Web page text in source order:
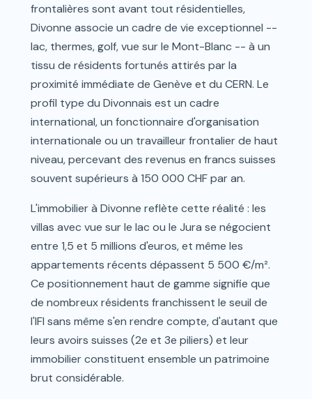
frontalières sont avant tout résidentielles,
Divonne associe un cadre de vie exceptionnel --
lac, thermes, golf, vue sur le Mont-Blanc -- à un
tissu de résidents fortunés attirés par la
proximité immédiate de Genève et du CERN. Le
profil type du Divonnais est un cadre
international, un fonctionnaire d'organisation
internationale ou un travailleur frontalier de haut
niveau, percevant des revenus en francs suisses
souvent supérieurs à 150 000 CHF par an.
L'immobilier à Divonne reflète cette réalité : les
villas avec vue sur le lac ou le Jura se négocient
entre 1,5 et 5 millions d'euros, et même les
appartements récents dépassent 5 500 €/m².
Ce positionnement haut de gamme signifie que
de nombreux résidents franchissent le seuil de
l'IFI sans même s'en rendre compte, d'autant que
leurs avoirs suisses (2e et 3e piliers) et leur
immobilier constituent ensemble un patrimoine
brut considérable.